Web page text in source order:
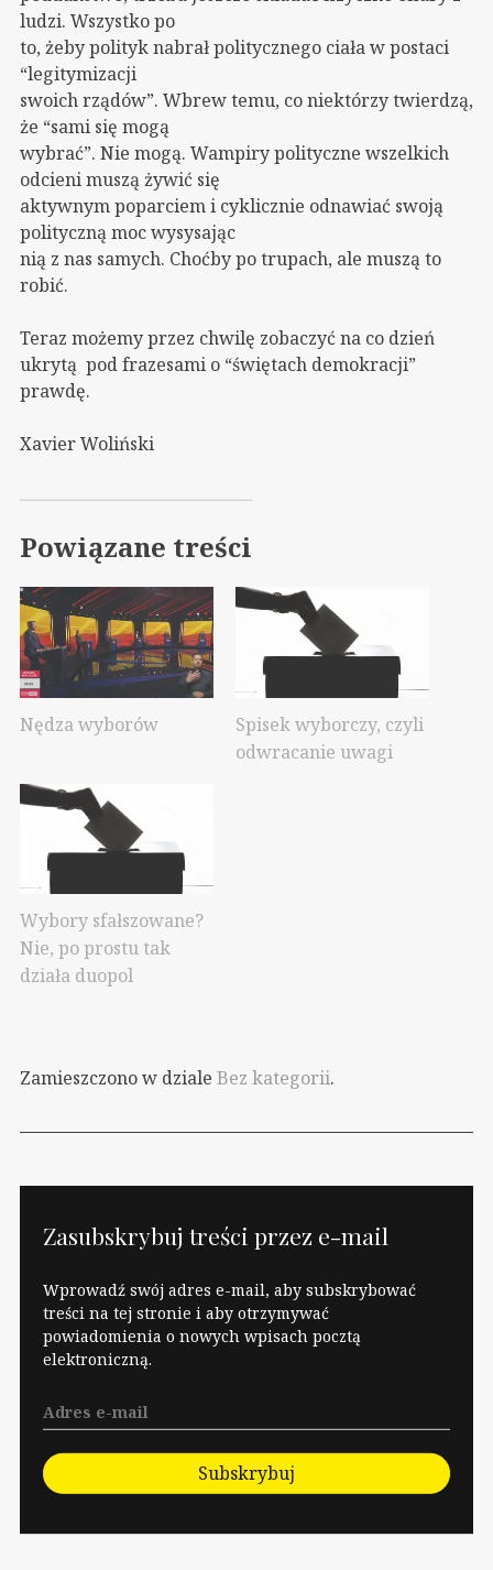
ludzi. Wszystko po
to, żeby polityk nabrał politycznego ciała w postaci
“legitymizacji
swoich rządów”. Wbrew temu, co niektórzy twierdzą,
że “sami się mogą
wybrać”. Nie mogą. Wampiry polityczne wszelkich
odcieni muszą żywić się
aktywnym poparciem i cyklicznie odnawiać swoją
polityczną moc wysysając
nią z nas samych. Choćby po trupach, ale muszą to
robić.
Teraz możemy przez chwilę zobaczyć na co dzień
ukrytą pod frazesami o “świętach demokracji”
prawdę.
Xavier Woliński
Powiązane treści
Nędza wyborów
Spisek wyborczy, czyli
odwracanie uwagi
Wybory sfałszowane?
Nie, po prostu tak
działa duopol
Zamieszczono w dziale Bez kategorii.
Zasubskrybuj treści przez e-mail
Wprowadź swój adres e-mail, aby subskrybować
treści na tej stronie i aby otrzymywać
powiadomienia o nowych wpisach pocztą
elektroniczną.
Subskrybuj